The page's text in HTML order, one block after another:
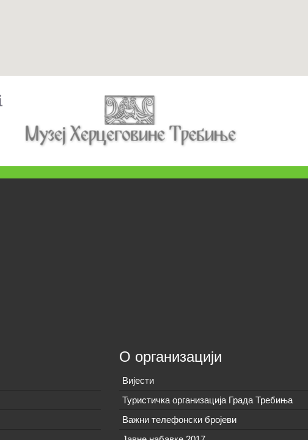
О организацији
Вијeсти
Туристичка организација Града Требиња
Важни телефонски бројеви